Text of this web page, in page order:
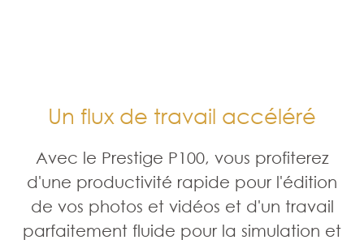
Un flux de travail accéléré
Avec le Prestige P100, vous profiterez
d'une productivité rapide pour l'édition
de vos photos et vidéos et d'un travail
parfaitement fluide pour la simulation et